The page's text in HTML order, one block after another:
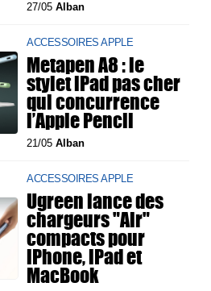
27/05Alban
ACCESSOIRES APPLE
Metapen A8 : le
stylet iPad pas cher
qui concurrence
l’Apple Pencil
21/05Alban
ACCESSOIRES APPLE
Ugreen lance des
chargeurs "Air"
compacts pour
iPhone, iPad et
MacBook